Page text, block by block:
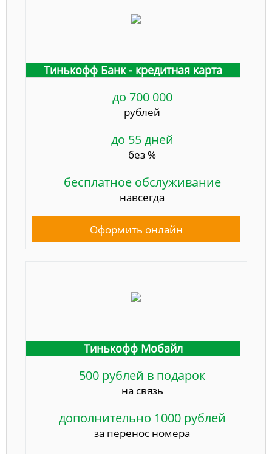
Тинькофф Банк - кредитная карта
до 700 000
рублей
до 55 дней
без %
бесплатное обслуживание
навсегда
Оформить онлайн
Тинькофф Мобайл
500 рублей в подарок
на связь
дополнительно 1000 рублей
за перенос номера